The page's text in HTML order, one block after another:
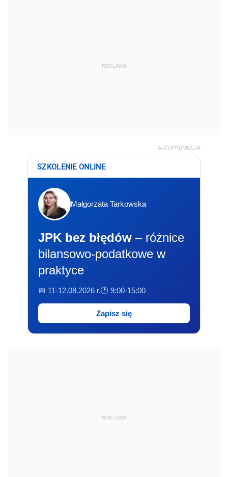
REKLAMA
AUTOPROMOCJA
SZKOLENIE ONLINE
Małgorzata Tarkowska
JPK bez błędów – różnice
bilansowo-podatkowe w
praktyce
📅 11-12.08.2026 r.🕐 9:00-15:00
Zapisz się
REKLAMA